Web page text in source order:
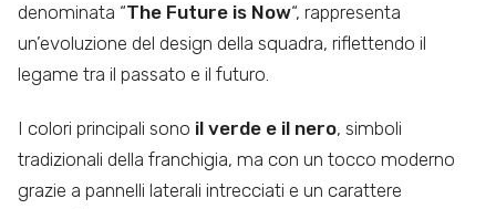
denominata “The Future is Now“, rappresenta
un’evoluzione del design della squadra, riflettendo il
legame tra il passato e il futuro.
I colori principali sono il verde e il nero, simboli
tradizionali della franchigia, ma con un tocco moderno
grazie a pannelli laterali intrecciati e un carattere